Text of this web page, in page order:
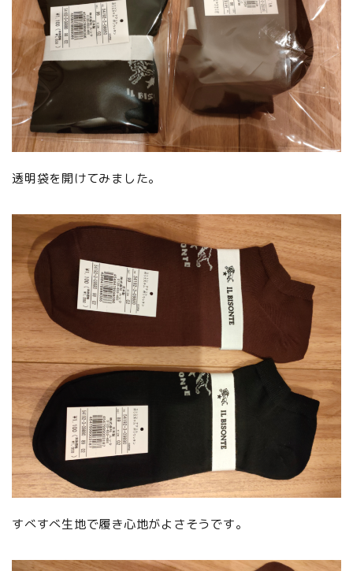
透明袋を開けてみました。
すべすべ生地で履き心地がよさそうです。